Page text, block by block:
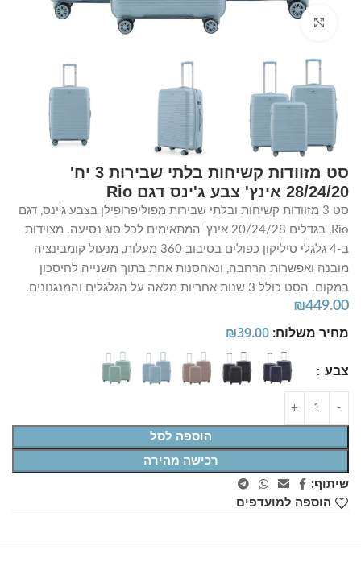
Click to enlarge
סט מזוודות קשיחות בלתי שבירות 3 יח'
28/24/20 אינץ' צבע ג'ינס דגם Rio
סט 3 מזוודות קשיחות ובלתי שבירות מפוליפרופילן בצבע ג'ינס, דגם
Rio, בגדלים 20/24/28 אינץ' המתאימים לכל סוג נסיעה. מצוידות
ב-4 גלגלי סיליקון כפולים בסיבוב 360 מעלות, מנעול קומבינציה
מובנה ואפשרות הרחבה, ונאחסנות אחת בתוך השנייה לחיסכון
במקום. הסט כולל 3 שנות אחריות מלאה על הגלגלים והמנגנונים.
₪449.00
מחיר משלוח: ₪39.00
צבע
הוספה לסל
רכישה מהירה
שיתוף:
הוספה למועדפים